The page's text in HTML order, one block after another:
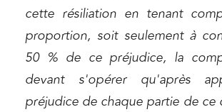
cette résiliation en tenant
proportion, soit seulement à
50 % de ce préjudice, la
devant s'opérer qu'après
préjudice de chaque partie de ce